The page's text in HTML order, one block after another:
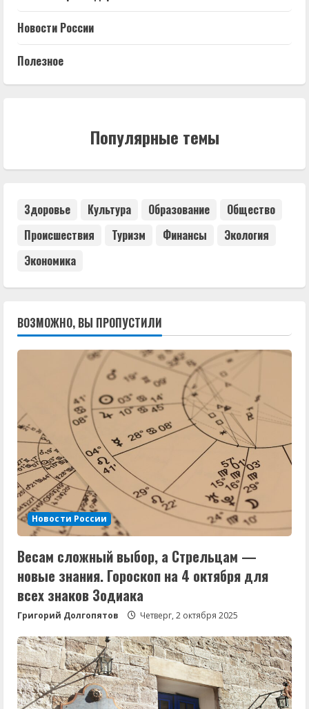
Новости России
Полезное
Популярные темы
Здоровье Культура Образование
Общество
Происшествия
Туризм Финансы
Экология
Экономика
ВОЗМОЖНО, ВЫ ПРОПУСТИЛИ
Новости России
Весам сложный выбор, а Стрельцам —
новые знания. Гороскоп на 4 октября для
всех знаков Зодиака
Григорий Долгопятов Четверг, 2 октября 2025